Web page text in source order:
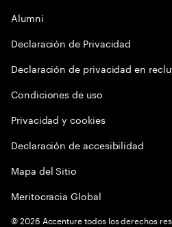
Alumni
Declaración de Privacidad
Declaración de privacidad en
Condiciones de uso
Privacidad y cookies
Declaración de accesibilidad
Mapa del Sitio
Meritocracia Global
©2026 Accenture todos los derechos